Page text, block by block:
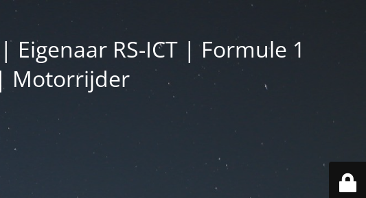
RS-ICT | Formule 1
Motorrijder